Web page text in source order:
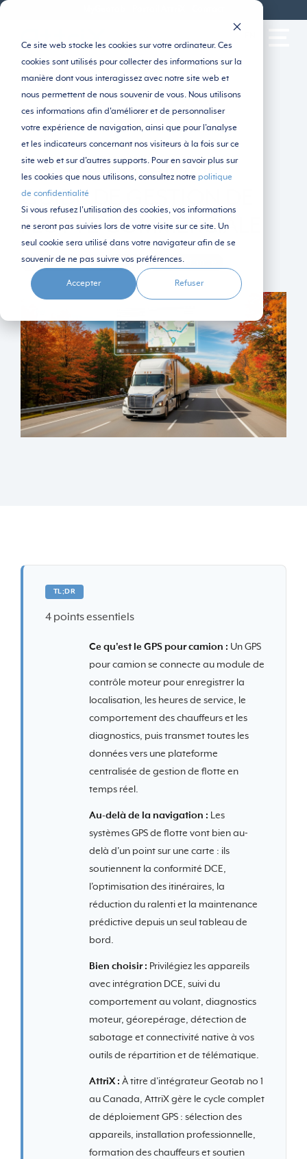
Ce site web stocke les cookies sur votre ordinateur. Ces
cookies sont utilisés pour collecter des informations sur la
manière dont vous interagissez avec notre site web et
nous permettent de nous souvenir de vous. Nous utilisons
ces informations afin d'améliorer et de personnaliser
votre expérience de navigation, ainsi que pour l'analyse
et les indicateurs concernant nos visiteurs à la fois sur ce
site web et sur d'autres supports. Pour en savoir plus sur
les cookies que nous utilisons, consultez notre politique
de confidentialité
Si vous refusez l'utilisation des cookies, vos informations
ne seront pas suivies lors de votre visite sur ce site. Un
seul cookie sera utilisé dans votre navigateur afin de se
souvenir de ne pas suivre vos préférences.
Accepter Refuser
GPS POUR CAMION :
GUIDE DE GESTION DE
FLOTTE COMMERCIALE
Optimisation et productivité DCE/Conformité
TL;DR
4 points essentiels
Ce qu'est le GPS pour camion : Un GPS
pour camion se connecte au module de
contrôle moteur pour enregistrer la
localisation, les heures de service, le
comportement des chauffeurs et les
diagnostics, puis transmet toutes les
données vers une plateforme
centralisée de gestion de flotte en
temps réel.
Au-delà de la navigation : Les
systèmes GPS de flotte vont bien au-
delà d'un point sur une carte : ils
soutiennent la conformité DCE,
l'optimisation des itinéraires, la
réduction du ralenti et la maintenance
prédictive depuis un seul tableau de
bord.
Bien choisir : Privilégiez les appareils
avec intégration DCE, suivi du
comportement au volant, diagnostics
moteur, géorepérage, détection de
sabotage et connectivité native à vos
outils de répartition et de télématique.
AttriX : À titre d'intégrateur Geotab no 1
au Canada, AttriX gère le cycle complet
de déploiement GPS : sélection des
appareils, installation professionnelle,
formation des chauffeurs et soutien